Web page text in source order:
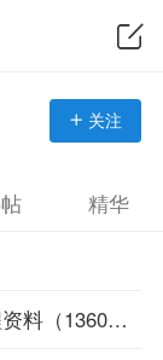
关注
精华
课程免费下载）